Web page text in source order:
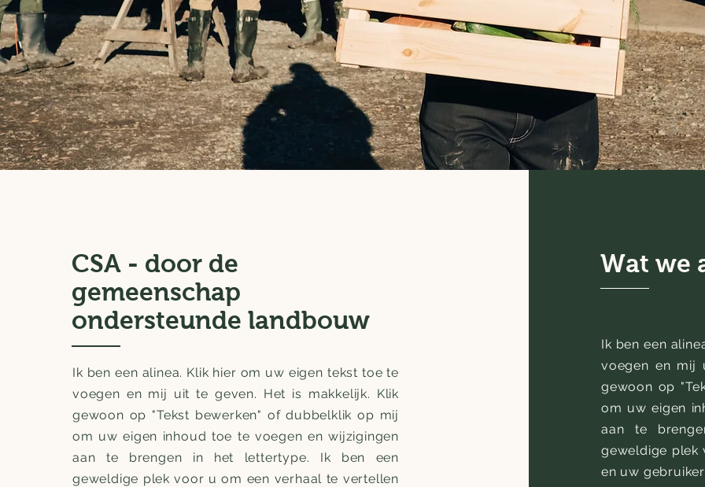
CSA - door de
gemeenschap
ondersteunde landbouw
Ik ben een alinea. Klik hier om uw eigen tekst toe te
voegen en mij uit te geven. Het is makkelijk. Klik
gewoon op "Tekst bewerken" of dubbelklik op mij
om uw eigen inhoud toe te voegen en wijzigingen
aan te brengen in het lettertype. Ik ben een
geweldige plek voor u om een verhaal te vertellen
Wat we
Ik ben een
voegen en mij
gewoon op
om uw eigen
aan te
geweldige plek
en uw